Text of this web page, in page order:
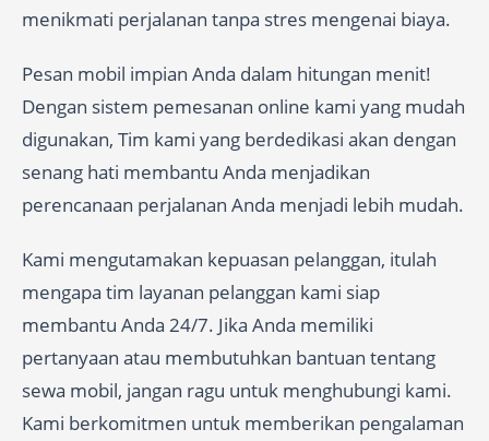
menikmati perjalanan tanpa stres mengenai biaya.
Pesan mobil impian Anda dalam hitungan menit!
Dengan sistem pemesanan online kami yang mudah
digunakan, Tim kami yang berdedikasi akan dengan
senang hati membantu Anda menjadikan
perencanaan perjalanan Anda menjadi lebih mudah.
Kami mengutamakan kepuasan pelanggan, itulah
mengapa tim layanan pelanggan kami siap
membantu Anda 24/7. Jika Anda memiliki
pertanyaan atau membutuhkan bantuan tentang
sewa mobil, jangan ragu untuk menghubungi kami.
Kami berkomitmen untuk memberikan pengalaman